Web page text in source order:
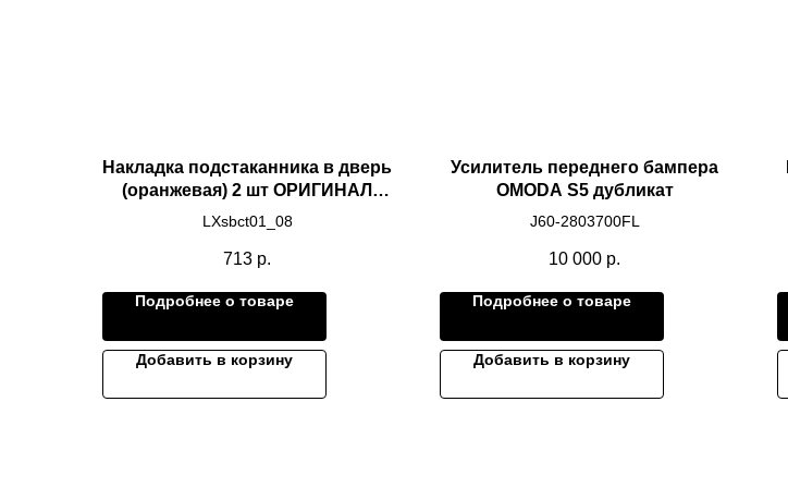
Накладка подстаканника в дверь
(оранжевая) 2 шт ОРИГИНАЛ
LIXIANG L8 L9
LXsbct01_08
713 р.
Подробнее о товаре
Добавить в корзину
Усилитель переднего бампера
OMODA S5 дубликат
J60-2803700FL
10 000 р.
Подробнее о товаре
Добавить в корзину